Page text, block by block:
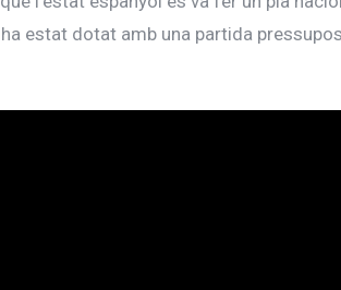
estat dotat amb una partida